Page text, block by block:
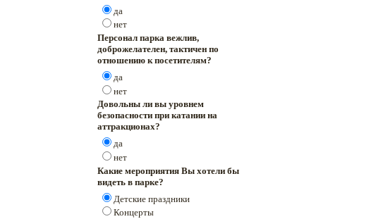
да
нет
Персонал парка вежлив,
доброжелателен, тактичен по
отношению к посетителям?
да
нет
Довольны ли вы уровнем
безопасности при катании на
аттракционах?
да
нет
Какие мероприятия Вы хотели бы
видеть в парке?
Детские праздники
Концерты